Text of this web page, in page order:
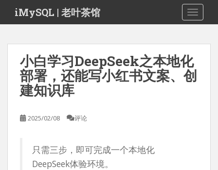
i
iMySQL | 老叶茶馆
小白学习DeepSeek之本地化
部署，还能写小红书文案、创
建知识库
2025/02/08 评论
只需三步，即可完成一个本地化
DeepSeek体验环境。